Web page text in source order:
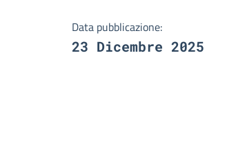
Data pubblicazione:
23 Dicembre 2025